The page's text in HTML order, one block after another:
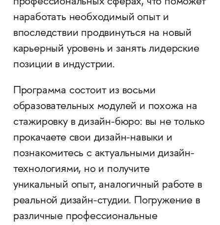
наработать необходимый опыт и
впоследствии продвинуться на новый
карьерный уровень и занять лидерские
позиции в индустрии.
Программа состоит из восьми
образовательных модулей и похожа на
стажировку в дизайн-бюро: вы не только
прокачаете свои дизайн-навыки и
познакомитесь с актуальными дизайн-
технологиями, но и получите
уникальный опыт, аналогичный работе в
реальной дизайн-студии. Погружение в
различные профессиональные